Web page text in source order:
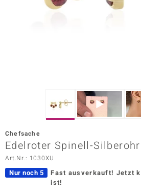
Vogue
Chefsache
Edelroter Spinell-
Art.Nr.: 1030XU
Nur noch 5 Fast ausverkauft! Jetzt
ist!